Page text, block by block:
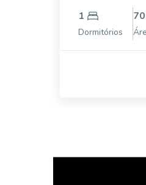
1
Dormitórios
70